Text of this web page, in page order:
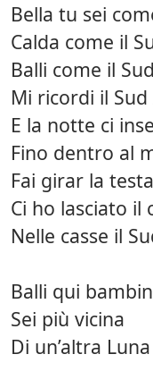
Bella tu sei
Calda come il
Balli come il
Mi ricordi il
E la notte ci
Fino dentro al
Fai girar la testa
Ci ho lasciato il
Nelle casse il
Balli qui
Sei più vicina
Di un’altra Luna